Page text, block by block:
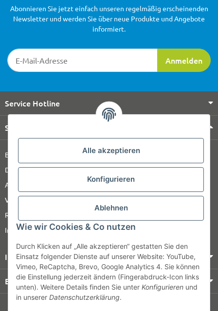
Alle akzeptieren
Konfigurieren
Ablehnen
Wie wir Cookies & Co nutzen
Durch Klicken auf „Alle akzeptieren“ gestatten Sie den
Einsatz folgender Dienste auf unserer Website: YouTube,
Vimeo, ReCaptcha, Brevo, Google Analytics 4. Sie können
die Einstellung jederzeit ändern (Fingerabdruck-Icon links
unten). Weitere Details finden Sie unter Konfigurieren und
in unserer Datenschutzerklärung.
Newsletter-Registrierung
Anmelden
Abonnieren Sie jetzt einfach unseren regelmäßig erscheinenden
Newsletter und werden Sie über neue Produkte und Angebote
informiert.
Service Hotline
Shop Service
Barrierefreiheitserklärung
Datenschutz
AGB
Versandinformationen
Retour
Impressum
Informationen
Bezahlung & Versand
© HOZ MEDI WERK